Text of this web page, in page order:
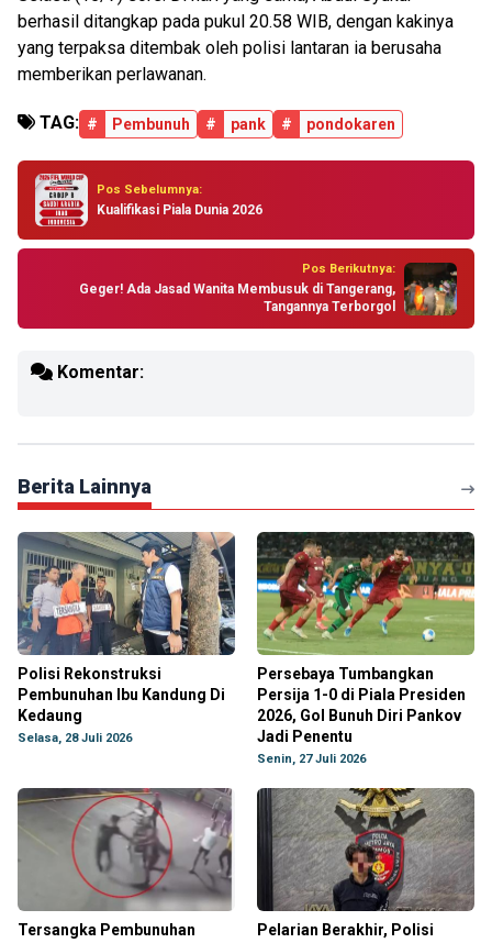
berhasil ditangkap pada pukul 20.58 WIB, dengan kakinya
yang terpaksa ditembak oleh polisi lantaran ia berusaha
memberikan perlawanan.
TAG: # Pembunuh # pank # pondokaren
Pos Sebelumnya:
Kualifikasi Piala Dunia 2026
Pos Berikutnya:
Geger! Ada Jasad Wanita Membusuk di Tangerang,
Tangannya Terborgol
Komentar:
Berita Lainnya
Polisi Rekonstruksi
Pembunuhan Ibu Kandung Di
Kedaung
Selasa, 28 Juli 2026
Persebaya Tumbangkan
Persija 1-0 di Piala Presiden
2026, Gol Bunuh Diri Pankov
Jadi Penentu
Senin, 27 Juli 2026
Tersangka Pembunuhan
Pelarian Berakhir, Polisi